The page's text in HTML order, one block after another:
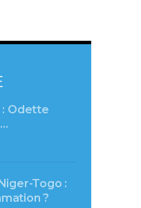
: Odette
Togo :
?